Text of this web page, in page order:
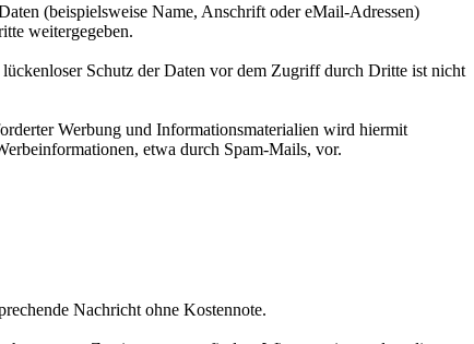
(beispielsweise Name, Anschrift oder eMail-Adressen)
weitergegeben.
Schutz der Daten vor dem Zugriff durch Dritte ist nicht
Werbung und Informationsmaterialien wird hiermit
etwa durch Spam-Mails, vor.
Nachricht ohne Kostennote.